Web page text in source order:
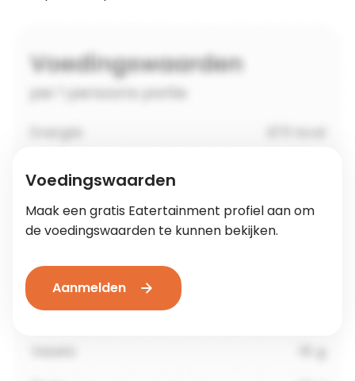
Voedingswaarden
Maak een gratis Eatertainment profiel aan om
de voedingswaarden te kunnen bekijken.
Aanmelden